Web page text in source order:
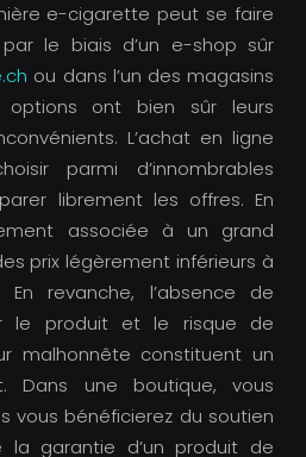
e-cigarette peut se faire
le biais d’un e-shop sûr
ou dans l’un des magasins
ont bien sûr leurs
L’achat en ligne
parmi d’innombrables
librement les offres. En
associée à un grand
prix légèrement inférieurs à
revanche, l’absence de
le produit et le risque de
malhonnête constituent un
Dans une boutique, vous
vous bénéficierez du soutien
la garantie d’un produit de